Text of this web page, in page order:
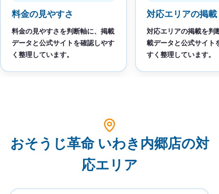
料金の見やすさ
料金の見やすさを判断軸に、掲載
データと公式サイトを確認しやす
く整理しています。
対応エリアの掲載
対応エリアの掲載を判
載データと公式サイト
すく整理しています。
おそうじ革命 いわき内郷店の対
応エリア